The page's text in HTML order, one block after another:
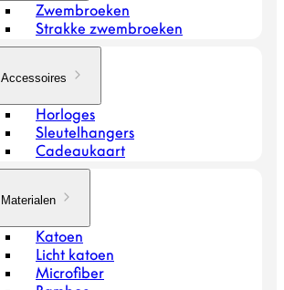
Zwembroeken
Strakke zwembroeken
Accessoires
Horloges
Sleutelhangers
Cadeaukaart
Materialen
Katoen
Licht katoen
Microfiber